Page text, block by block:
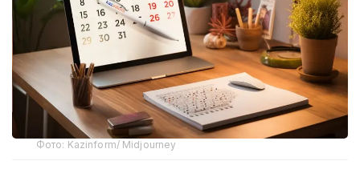
Фото: Kazinform/ Midjourney